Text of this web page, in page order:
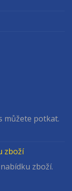
můžete potkat.
zboží
zboží.